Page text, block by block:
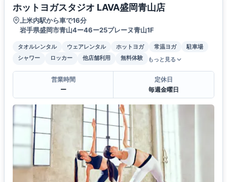
ホットヨガスタジオ LAVA盛岡青山店
上米内駅から車で16分
岩手県盛岡市青山4ー46ー25プレーヌ青山1F
タオルレンタル ウェアレンタル ホットヨガ 常温ヨガ
駐車場
シャワー
ロッカー 他店舗利用 無料体験 もっと見る
営業時間
ー
定休日
毎週金曜日